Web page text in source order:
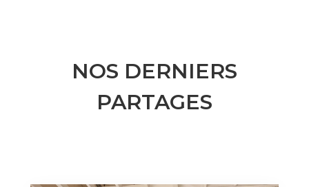
NOS DERNIERS
PARTAGES